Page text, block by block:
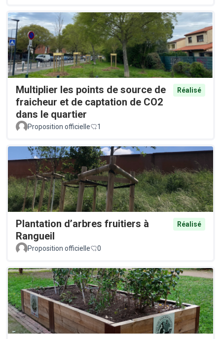
Multiplier les points de source de
fraicheur et de captation de CO2
dans le quartier
Réalisé
Proposition officielle 1
Plantation d’arbres fruitiers à
Rangueil
Réalisé
Proposition officielle 0